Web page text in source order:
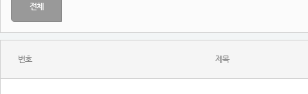
전체
번호 제목